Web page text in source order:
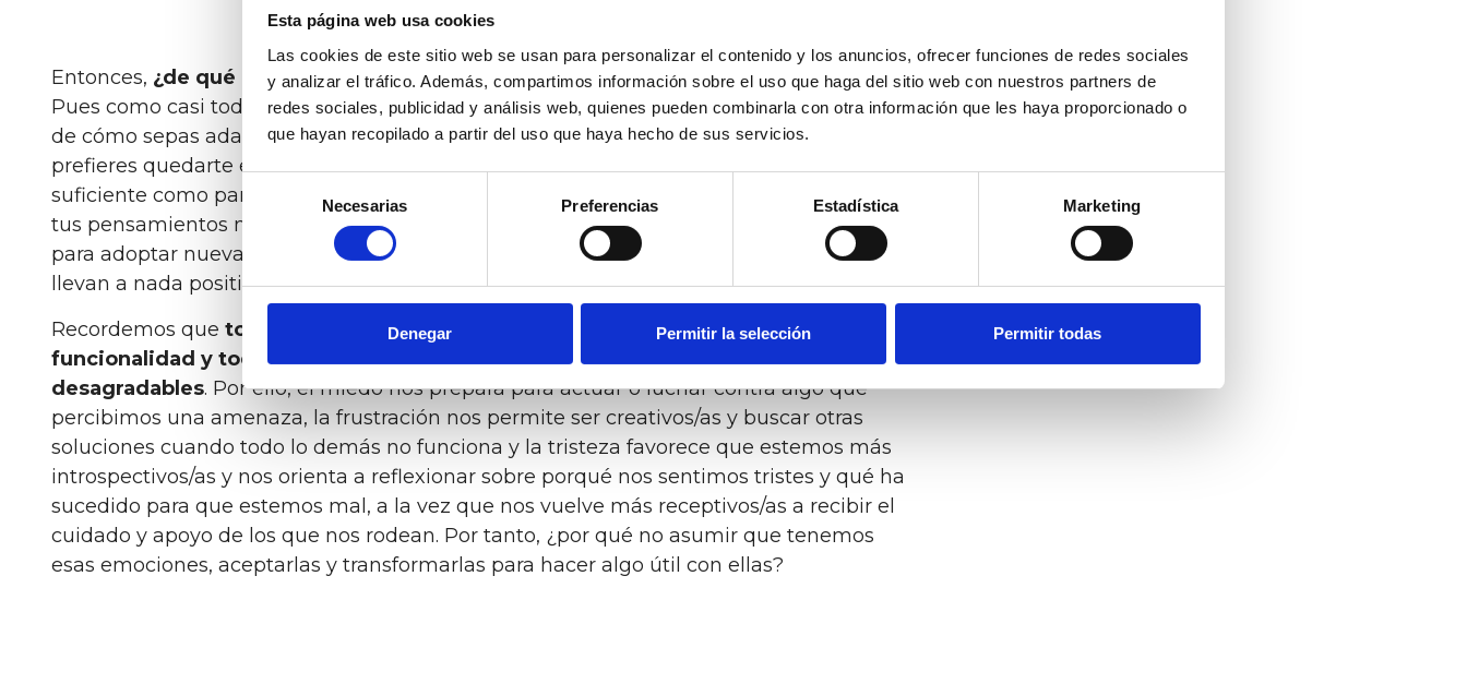
Esta página web usa cookies
Las cookies de este sitio web se usan para personalizar el contenido y los anuncios, ofrecer funciones de redes sociales
y analizar el tráfico. Además, compartimos información sobre el uso que haga del sitio web con nuestros partners de
redes sociales, publicidad y análisis web, quienes pueden combinarla con otra información que les haya proporcionado o
que hayan recopilado a partir del uso que haya hecho de sus servicios.
consentimiento
Necesarias Preferencias Estadística Marketing
Denegar Permitir la selección Permitir todas
Entonces, ¿de qué depende que una persona lleve mejor o peor este aislamiento?
Pues como casi todo en esta vida, dependerá de cómo tú quieras enfocar esta situación,
de cómo sepas adaptarte, de si consigues ser proactivo/a y buscar soluciones o si
prefieres quedarte en el bucle de la frustración, de si te conoces a ti mismo/a lo
suficiente como para saber qué cosas te sientan bien y cuáles no, de si sabes mantener
tus pensamientos negativos a raya y de si eres capaz de ser lo suficientemente flexible
para adoptar nuevas pautas y deshacerte de los comportamientos y actitudes que no te
llevan a nada positivo.
Recordemos que toda emoción tiene su razón de existir, todas tienen una
funcionalidad y todas nos aportan algo positivo, incluso las emociones
desagradables. Por ello, el miedo nos prepara para actuar o luchar contra algo que
percibimos una amenaza, la frustración nos permite ser creativos/as y buscar otras
soluciones cuando todo lo demás no funciona y la tristeza favorece que estemos más
introspectivos/as y nos orienta a reflexionar sobre porqué nos sentimos tristes y qué ha
sucedido para que estemos mal, a la vez que nos vuelve más receptivos/as a recibir el
cuidado y apoyo de los que nos rodean. Por tanto, ¿por qué no asumir que tenemos
esas emociones, aceptarlas y transformarlas para hacer algo útil con ellas?